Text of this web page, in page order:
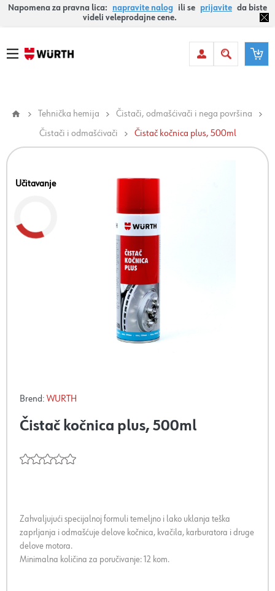
Napomena za pravna lica: napravite nalog ili se prijavite da biste
videli veleprodajne cene.
Tehnička hemija
Čistači, odmašćivači i nega površina
Čistači i odmašćivači
Čistač kočnica plus, 500ml
Učitavanje
Brend: WURTH
Čistač kočnica plus, 500ml
Zahvaljujući specijalnoj formuli temeljno i lako uklanja teška
zaprljanja i odmašćuje delove kočnica, kvačila, karburatora i druge
delove motora.
Minimalna količina za poručivanje: 12 kom.